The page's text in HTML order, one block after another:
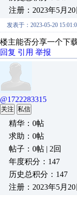
注册：2023年5月20
发表于：2023-05-20
楼主能否分享一个下
回复 引用 举报
@1722283315
关注 私信
精华：0帖
求助：0帖
帖子：0帖 | 2回
年度积分：147
历史总积分：147
注册：2023年5月20